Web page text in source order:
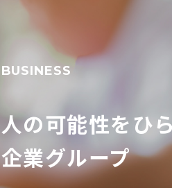
BUSINESS
人の可能性をひ
企業グループ